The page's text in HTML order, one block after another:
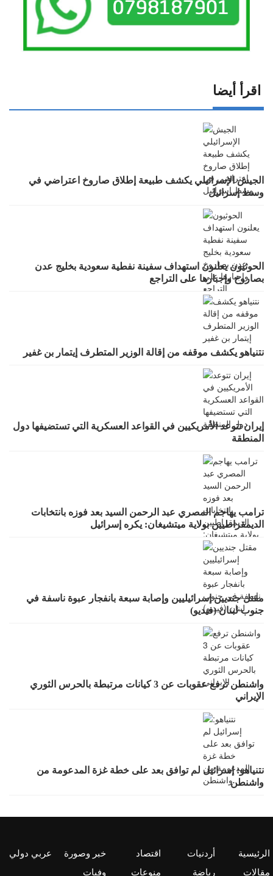
اقرأ أيضا
الجيش الإسرائيلي يكشف طبيعة إطلاق صاروخ اعتراضي في
وسط إسرائيل
الحوثيون يعلنون استهداف سفينة نفطية سعودية بخليج عدن
بصاروخ وإجبارها على التراجع
نتنياهو يكشف موقفه من إقالة الوزير المتطرف إيتمار بن غفير
إيران تتوعد الأمريكيين في القواعد العسكرية التي تستضيفها دول
المنطقة
ترامب يهاجم المصري عبد الرحمن السيد بعد فوزه بانتخابات
الديمقراطيين بولاية ميتشيغان: يكره إسرائيل
مقتل جنديين إسرائيليين وإصابة سبعة بانفجار عبوة ناسفة في
جنوب لبنان (فيديو)
واشنطن ترفع عقوبات عن 3 كيانات مرتبطة بالحرس الثوري
الإيراني
نتنياهو: إسرائيل لم توافق بعد على خطة غزة المدعومة من
واشنطن
الرئيسية أردنيات اقتصاد خبر وصورة
عربي دولي
مقالات
رياضة منوعات وفيات